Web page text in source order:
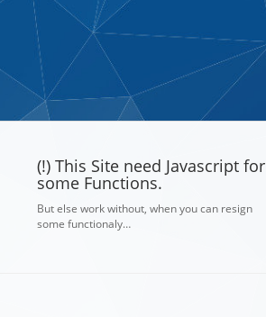
(!) This Site need Javascript for
some Functions.
But else work without, when you can resign
some functionaly…